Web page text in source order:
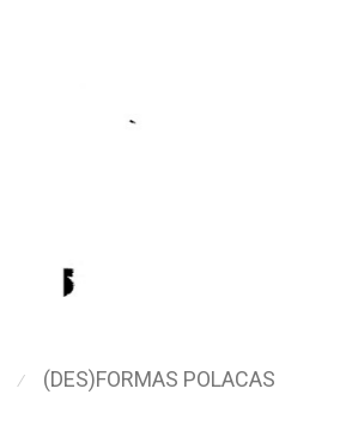
⁄ (DES)FORMAS POLACAS